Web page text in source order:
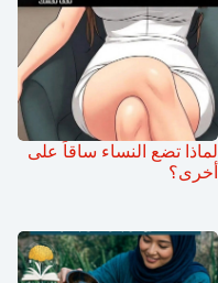
لماذا تضع النساء ساقاً على
أخرى؟